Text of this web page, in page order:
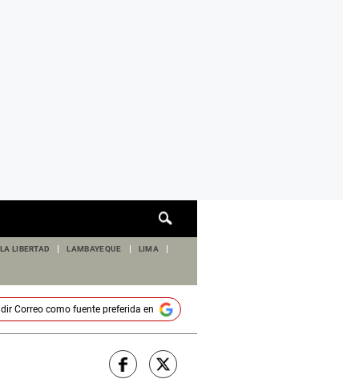
de
LA LIBERTAD LAMBAYEQUE LIMA
Correocomo fuente preferida en